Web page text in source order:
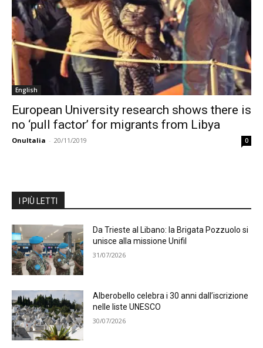
English
European University research shows there is
no ‘pull factor’ for migrants from Libya
OnuItalia - 20/11/2019 0
I PIÙ LETTI
Da Trieste al Libano: la Brigata Pozzuolo si
unisce alla missione Unifil
31/07/2026
Alberobello celebra i 30 anni dall’iscrizione
nelle liste UNESCO
30/07/2026